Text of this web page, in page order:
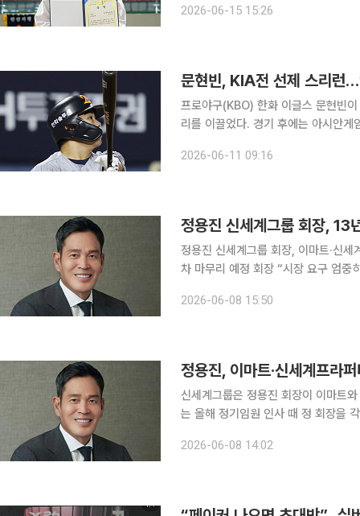
2026-06-15 15:26
문현빈, KIA전 선제 스리런
프로야구(KBO) 한화 이글스 문현빈
리를 이끌었다. 경기 후에는 아시안
서 4-3으로 승리했다. 전날 4-6 패배
2026-06-11 09:16
정용진 신세계그룹 회장, 13
정용진 신세계그룹 회장, 이마트·신
차 마무리 예정 회장 “시장 요구 엄중
팅 논란으로 대국민 사과에 나섰던 정
2026-06-08 15:50
정용진, 이마트·신세계프라
신세계그룹은 정용진 회장이 이마트와
는 올해 정기임원 인사 때 정 회장을
기이사 선임안을 통과시키는 절차를
2026-06-08 14:02